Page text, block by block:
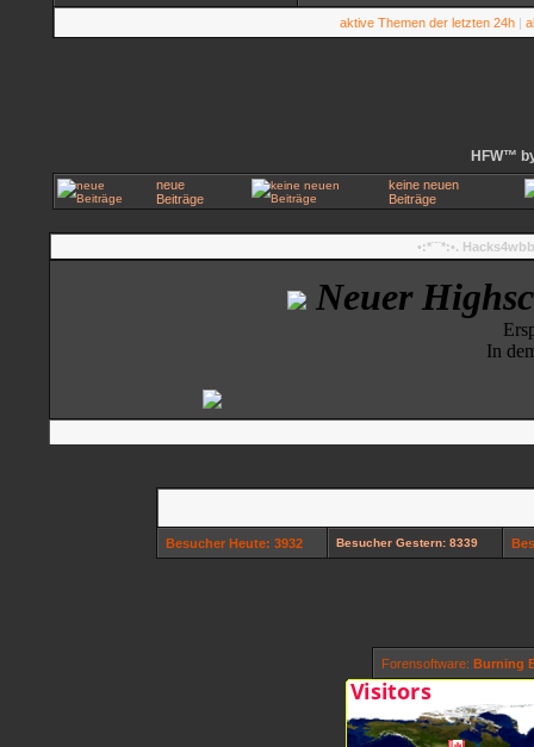
aktive Themen der letzten 24h |
HFW™
neue
Beiträge
keine neuen
Beiträge
•:*¨¨*:•.
Besucher Heute: 3932 Besucher Gestern: 8339
Forensoftware: Burning